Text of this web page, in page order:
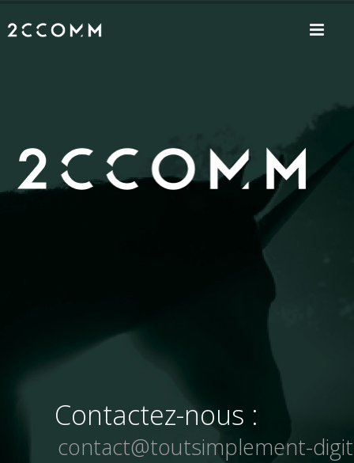
Contactez-nous :
contact@toutsimplement-